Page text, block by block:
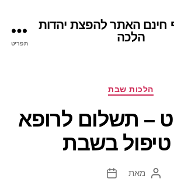
חינם האתר להפצת יהדות
הלכה
תפריט
קטגוריות
הלכות שבת
– תשלום לרופא
בשבת
המחבר
מאת
תאריך